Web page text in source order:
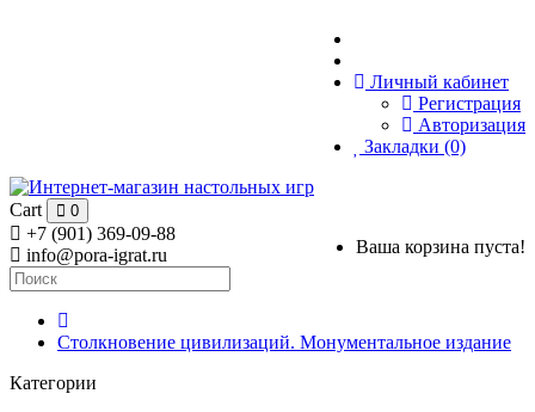
Личный кабинет
Регистрация
Авторизация
Закладки (0)
Cart 0
Ваша корзина пуста!
+7 (901) 369-09-88
info@pora-igrat.ru
Столкновение цивилизаций. Монументальное издание
Категории